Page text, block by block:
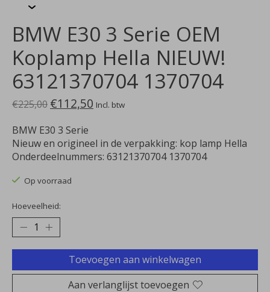
BMW E30 3 Serie OEM
Koplamp Hella NIEUW!
63121370704 1370704
€225,00 €112,50 Incl. btw
BMW E30 3 Serie
Nieuw en origineel in de verpakking: kop lamp Hella
Onderdeelnummers: 63121370704 1370704
Op voorraad
Hoeveelheid:
Toevoegen aan winkelwagen
Aan verlanglijst toevoegen